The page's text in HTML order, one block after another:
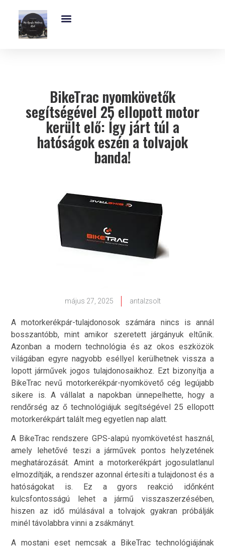
BikeTrac nyomkövetők
segítségével 25 ellopott motor
került elő: Így járt túl a
hatóságok eszén a tolvajok
banda!
május 27, 2025 antalzsolt
A motorkerékpár-tulajdonosok számára nincs is annál
bosszantóbb, mint amikor szeretett járgányuk eltűnik.
Azonban a modern technológia és az okos eszközök
világában egyre nagyobb eséllyel kerülhetnek vissza a
lopott járművek jogos tulajdonosaikhoz. Ezt bizonyítja a
BikeTrac nevű motorkerékpár-nyomkövető cég legújabb
sikere is. A vállalat a napokban ünnepelhette, hogy a
rendőrség az ő technológiájuk segítségével 25 ellopott
motorkerékpárt talált meg egyetlen nap alatt.
A BikeTrac rendszere GPS-alapú nyomkövetést használ,
amely lehetővé teszi a járművek pontos helyzetének
meghatározását. Amint a motorkerékpárt jogosulatlanul
elmozdítják, a rendszer azonnal értesíti a tulajdonost és a
hatóságokat is. Ez a gyors reakció időnként
kulcsfontosságú lehet a jármű visszaszerzésében,
hiszen az idő múlásával a tolvajok gyakran próbálják
minél távolabbra vinni a zsákmányt.
A mostani eset nemcsak a BikeTrac technológiájának